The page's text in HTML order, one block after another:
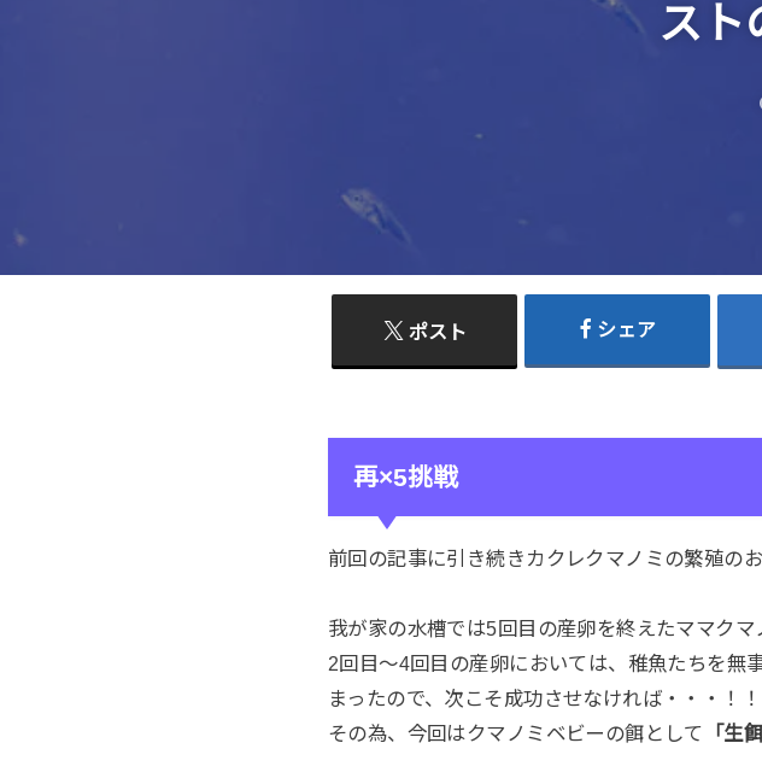
スト
ポスト シェア
再×5挑戦
前回の記事に引き続きカクレクマノミの繁殖のお
我が家の水槽では5回目の産卵を終えたママクマ
2回目～4回目の産卵においては、稚魚たちを無
まったので、次こそ成功させなければ・・・！！
その為、今回はクマノミベビーの餌として
「生餌